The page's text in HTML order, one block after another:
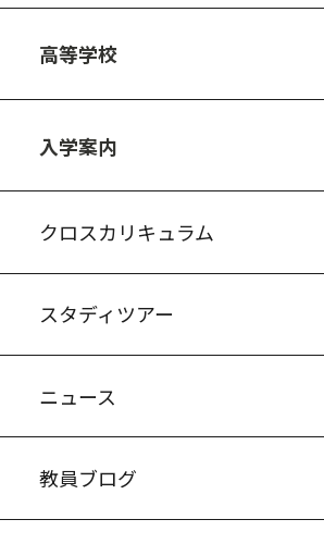
高等学校
入学案内
クロスカリキュラム
スタディツアー
ニュース
教員ブログ